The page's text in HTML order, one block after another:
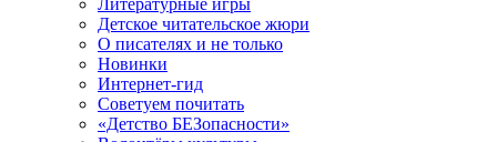
Детское читательское жюри
О писателях и не только
Новинки
Интернет-гид
Советуем почитать
«Детство БЕЗопасности»